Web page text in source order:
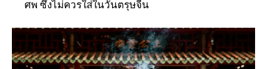
ศพ ซึ่งไม่ควรใส่ในวันตรุษจีน